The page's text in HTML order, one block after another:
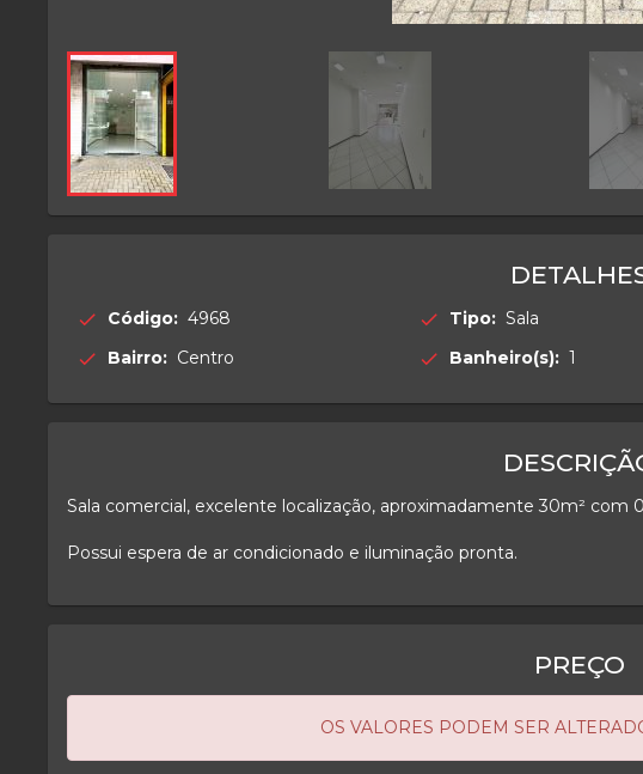
check Código: 4968 check Tipo: Sala
check
Bairro: Centro check Banheiro(s): 1
Sala comercial, excelente localização, aproximadamente 30m² com
Possui espera de ar condicionado e iluminação pronta.
PREÇO
OS VALORES PODEM SER